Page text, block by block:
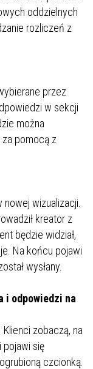
oddzielnych
rozliczeń z
przez
w sekcji
można
pomocą z
wizualizacji.
kreator z
będzie widział,
Na końcu pojawi
wysłany.
i odpowiedzi na
zobaczą, na
pojawi się
czcionką.